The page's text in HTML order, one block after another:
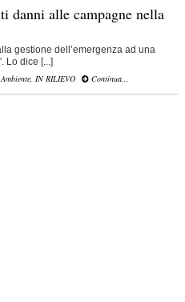
danni alle campagne nella
gestione dell’emergenza ad una
Lo dice [...]
IN RILIEVO Continua...